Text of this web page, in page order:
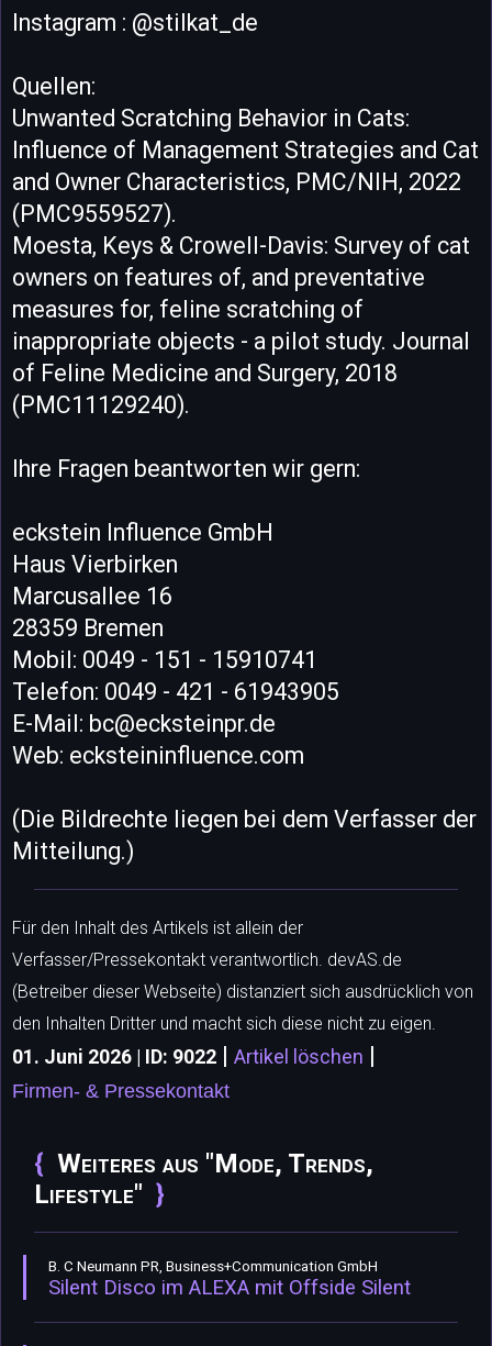
Instagram : @stilkat_de
Quellen:
Unwanted Scratching Behavior in Cats:
Influence of Management Strategies and Cat
and Owner Characteristics, PMC/NIH, 2022
(PMC9559527).
Moesta, Keys & Crowell-Davis: Survey of cat
owners on features of, and preventative
measures for, feline scratching of
inappropriate objects - a pilot study. Journal
of Feline Medicine and Surgery, 2018
(PMC11129240).
Ihre Fragen beantworten wir gern:
eckstein Influence GmbH
Haus Vierbirken
Marcusallee 16
28359 Bremen
Mobil: 0049 - 151 - 15910741
Telefon: 0049 - 421 - 61943905
E-Mail: bc@ecksteinpr.de
Web: ecksteininfluence.com
(Die Bildrechte liegen bei dem Verfasser der
Mitteilung.)
Für den Inhalt des Artikels ist allein der
Verfasser/Pressekontakt verantwortlich. devAS.de
(Betreiber dieser Webseite) distanziert sich ausdrücklich von
den Inhalten Dritter und macht sich diese nicht zu eigen.
01. Juni 2026 | ID: 9022 | Artikel löschen |
Firmen- & Pressekontakt
Weiteres aus "Mode, Trends,
Lifestyle"
B. C Neumann PR, Business+Communication GmbH
Silent Disco im ALEXA mit Offside Silent